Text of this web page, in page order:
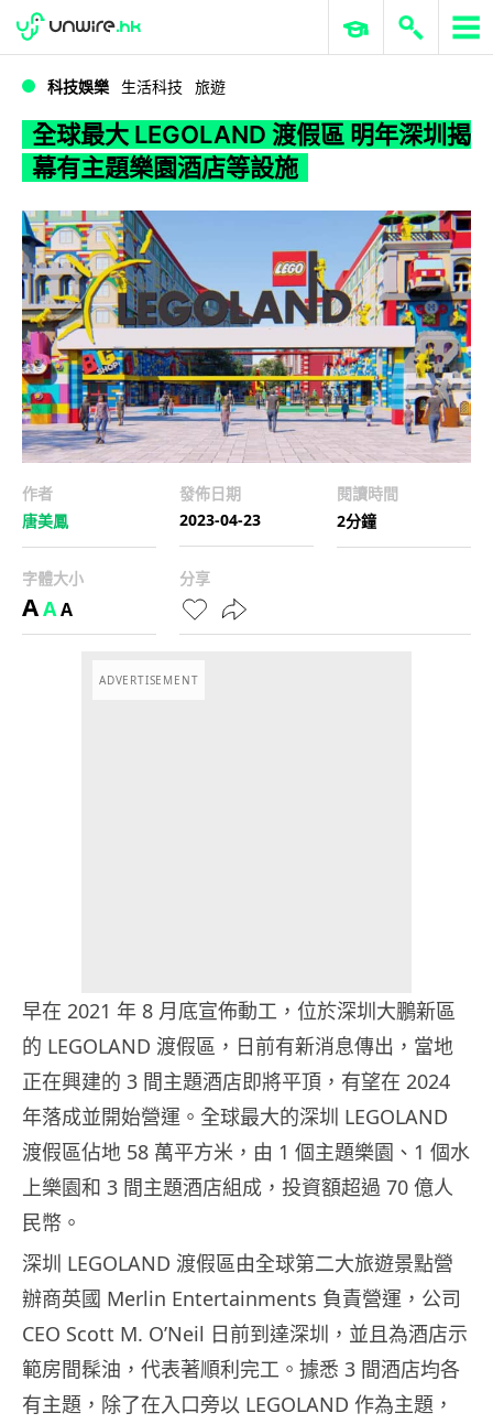
WWDC 2026 ERP 與商業 AI
科技娛樂 生活科技 旅遊
全球最大 LEGOLAND 渡假區 明年深圳揭
幕有主題樂園酒店等設施
作者
唐美鳳
發佈日期
2023-04-23
閱讀時間
2分鐘
字體大小
AAA
分享
ADVERTISEMENT
早在 2021 年 8 月底宣佈動工，位於深圳大鵬新區
的 LEGOLAND 渡假區，日前有新消息傳出，當地
正在興建的 3 間主題酒店即將平頂，有望在 2024
年落成並開始營運。全球最大的深圳 LEGOLAND
渡假區佔地 58 萬平方米，由 1 個主題樂園、1 個水
上樂園和 3 間主題酒店組成，投資額超過 70 億人
民幣。
深圳 LEGOLAND 渡假區由全球第二大旅遊景點營
辦商英國 Merlin Entertainments 負責營運，公司
CEO Scott M. O’Neil 日前到達深圳，並且為酒店示
範房間髹油，代表著順利完工。據悉 3 間酒店均各
有主題，除了在入口旁以 LEGOLAND 作為主題，